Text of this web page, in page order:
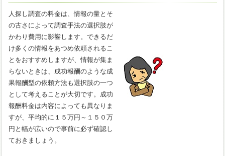
人探し調査の料金は、情報の量とそ
の古さによって調査手法の選択肢が
かわり費用に影響します。できるだ
け多くの情報をあつめ依頼されるこ
とをおすすめしますが、情報が集ま
らないときは、成功報酬のような成
果報酬型の依頼方法も選択肢の一つ
として考えることが大切です。成功
報酬料金は内容によっても異なりま
すが、平均的に１５万円～１５０万
円と幅が広いので事前に必ず確認し
ておきましょう。